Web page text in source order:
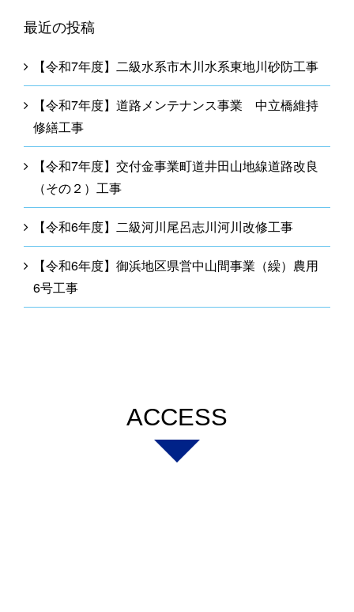
最近の投稿
【令和7年度】二級水系市木川水系東地川砂防工事
【令和7年度】道路メンテナンス事業 中立橋維持
修繕工事
【令和7年度】交付金事業町道井田山地線道路改良
（その２）工事
【令和6年度】二級河川尾呂志川河川改修工事
【令和6年度】御浜地区県営中山間事業（繰）農用
6号工事
ACCESS